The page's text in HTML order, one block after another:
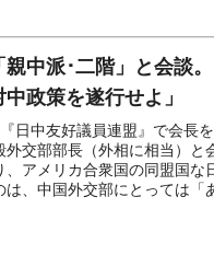
親中派･二階」と会談
政策を遂行せよ」
日中友好議員連盟』で会長
交部部長（外相に相当）と
アメリカ合衆国の同盟国な
、中国外交部にとっては「